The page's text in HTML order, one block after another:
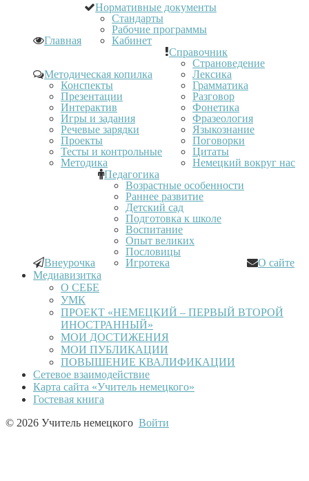
Главная
Нормативные документы
Стандарты
Рабочие программы
Кабинет
Методическая копилка
Конспекты
Презентации
Интерактив
Игры и задания
Речевые зарядки
Проекты
Тесты и контрольные
Методика
Справочник
Страноведение
Лексика
Грамматика
Разговор
Фонетика
Фразеология
Языкознание
Поговорки
Цитаты
Немецкий вокруг нас
Внеурочка
Педагогика
Возрастные особенности
Раннее развитие
Детский сад
Подготовка к школе
Воспитание
Опыт великих
Пословицы
Игротека
О сайте
Медиавизитка
О СЕБЕ
УМК
ПРОЕКТ «НЕМЕЦКИЙ – ПЕРВЫЙ ВТОРОЙ
ИНОСТРАННЫЙ»
МОИ ДОСТИЖЕНИЯ
МОИ ПУБЛИКАЦИИ
ПОВЫШЕНИЕ КВАЛИФИКАЦИИ
Сетевое взаимодействие
Карта сайта «Учитель немецкого»
Гостевая книга
© 2026 Учитель немецкого Войти